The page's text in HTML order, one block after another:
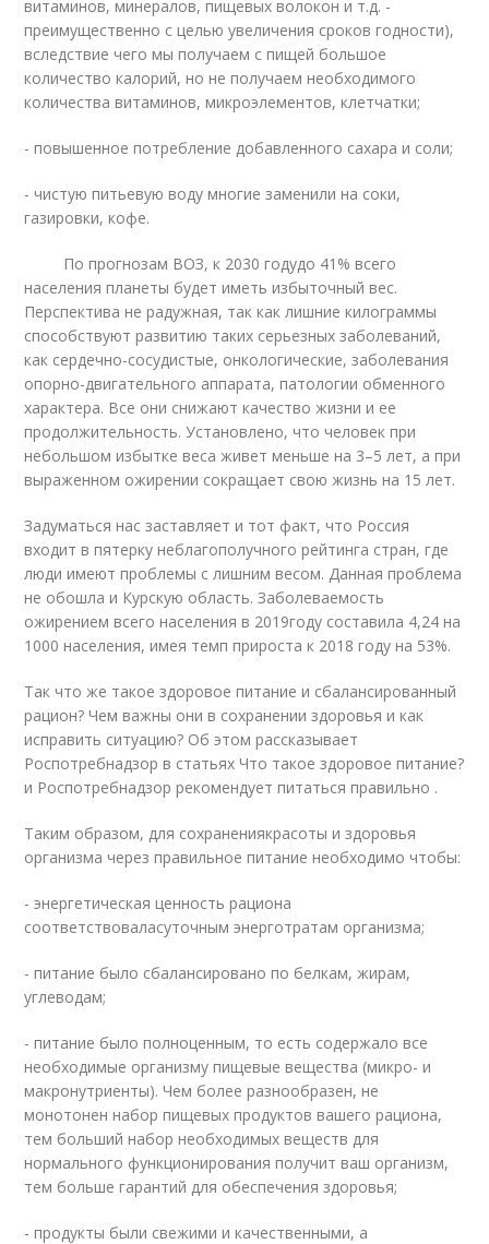
витаминов, минералов, пищевых волокон и т.д. -
преимущественно с целью увеличения сроков годности),
вследствие чего мы получаем с пищей большое
количество калорий, но не получаем необходимого
количества витаминов, микроэлементов, клетчатки;
- повышенное потребление добавленного сахара и соли;
- чистую питьевую воду многие заменили на соки,
газировки, кофе.
По прогнозам ВОЗ, к 2030 годудо 41% всего
населения планеты будет иметь избыточный вес.
Перспектива не радужная, так как лишние килограммы
способствуют развитию таких серьезных заболеваний,
как сердечно-сосудистые, онкологические, заболевания
опорно-двигательного аппарата, патологии обменного
характера. Все они снижают качество жизни и ее
продолжительность. Установлено, что человек при
небольшом избытке веса живет меньше на 3–5 лет, а при
выраженном ожирении сокращает свою жизнь на 15 лет.
Задуматься нас заставляет и тот факт, что Россия
входит в пятерку неблагополучного рейтинга стран, где
люди имеют проблемы с лишним весом. Данная проблема
не обошла и Курскую область. Заболеваемость
ожирением всего населения в 2019году составила 4,24 на
1000 населения, имея темп прироста к 2018 году на 53%.
Так что же такое здоровое питание и сбалансированный
рацион? Чем важны они в сохранении здоровья и как
исправить ситуацию? Об этом рассказывает
Роспотребнадзор в статьях Что такое здоровое питание?
и Роспотребнадзор рекомендует питаться правильно .
Таким образом, для сохранениякрасоты и здоровья
организма через правильное питание необходимо чтобы:
- энергетическая ценность рациона
соответствоваласуточным энерготратам организма;
- питание было сбалансировано по белкам, жирам,
углеводам;
- питание было полноценным, то есть содержало все
необходимые организму пищевые вещества (микро- и
макронутриенты). Чем более разнообразен, не
монотонен набор пищевых продуктов вашего рациона,
тем больший набор необходимых веществ для
нормального функционирования получит ваш организм,
тем больше гарантий для обеспечения здоровья;
- продукты были свежими и качественными, а